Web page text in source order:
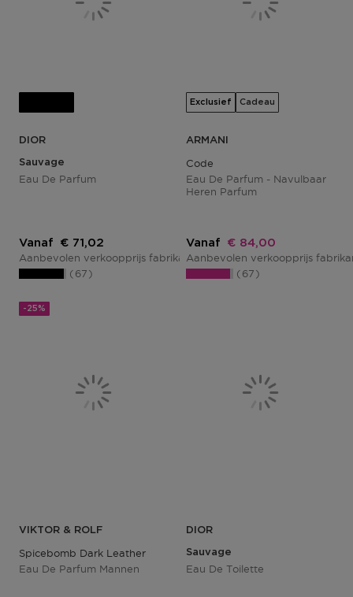
DIOR
Sauvage
Eau De Parfum
Vanaf Kortingsprijs
€ 71,02
Aanbevolen verkoopprijs fabrikant€ 94,70
67
Exclusief Cadeau
ARMANI
Code
Eau De Parfum - Navulbaar
Heren Parfum
Vanaf Kortingsprijs
€ 84,00
Aanbevolen verkoopprijs
67
-25%
VIKTOR & ROLF
Spicebomb Dark Leather
Eau De Parfum Mannen
DIOR
Sauvage
Eau De Toilette